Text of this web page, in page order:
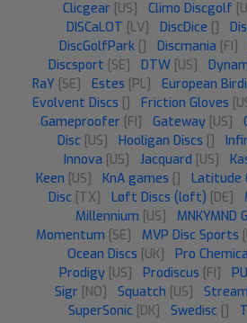
Clicgear [US] Climo Discgolf
DISCaLOT [LV] DiscDice []
DiscGolfPark [] Discmania [FI]
Discsport [SE] DTW [US]
RaY [SE] Estes [PL] European
Evolvent Discs [] Friction Gloves
Gameproofer [FI] Gateway [US]
Disc [US] Hooligan Discs []
Innova [US] Jacquard [US]
Keen [US] KnA games [] Latitude
Disc [TX] Løft Discs (loft) [DE]
Millennium [US] MNKYMND
Momentum [SE] MVP Disc Sports
Ocean Discs [UK] Pro
Prodigy [US] Prodiscus [FI]
Sigr [NO] Squatch [US]
SuperSonic [DK] Swedisc []